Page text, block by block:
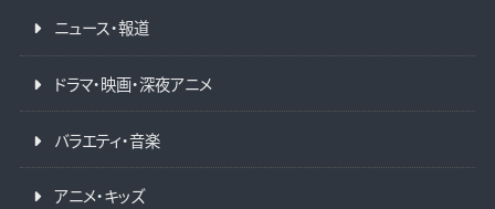
ニュース・報道
ドラマ・映画・深夜アニメ
バラエティ・音楽
アニメ・キッズ